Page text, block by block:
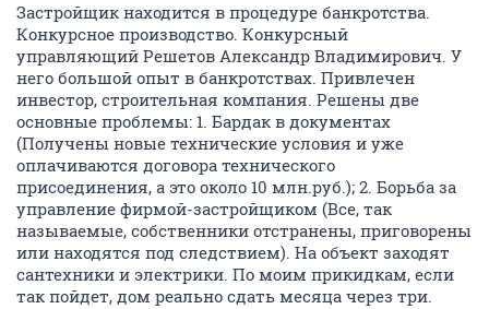
Застройщик находится в процедуре банкротства.
Конкурсное производство. Конкурсный
управляющий Решетов Александр Владимирович. У
него большой опыт в банкротствах. Привлечен
инвестор, строительная компания. Решены две
основные проблемы: 1. Бардак в документах
(Получены новые технические условия и уже
оплачиваются договора технического
присоединения, а это около 10 млн.руб.); 2. Борьба за
управление фирмой-застройщиком (Все, так
называемые, собственники отстранены, приговорены
или находятся под следствием). На объект заходят
сантехники и электрики. По моим прикидкам, если
так пойдет, дом реально сдать месяца через три.